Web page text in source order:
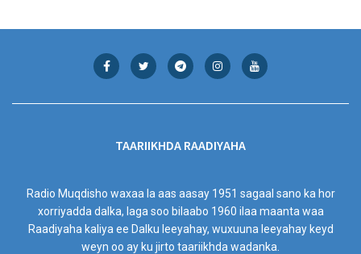
TAARIIKHDA RAADIYAHA
Radio Muqdisho waxaa la aas aasay 1951 sagaal sano ka hor
xorriyadda dalka, laga soo bilaabo 1960 ilaa maanta waa
Raadiyaha kaliya ee Dalku leeyahay, wuxuuna leeyahay keyd
weyn oo ay ku jirto taariikhda wadanka.